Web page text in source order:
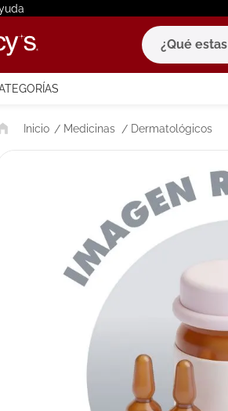
¿Qué estas
Medicinas Dermatológicos
1. eucerin
3.
7.
. roche
9. nivea
10 pañales